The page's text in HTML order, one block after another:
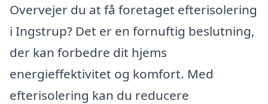
Overvejer du at få foretaget efterisolering
i Ingstrup? Det er en fornuftig beslutning,
der kan forbedre dit hjems
energieffektivitet og komfort. Med
efterisolering kan du reducere